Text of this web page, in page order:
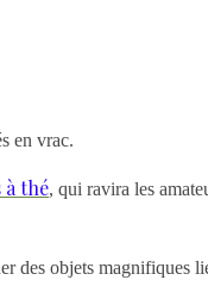
en vrac.
à thé, qui ravira les
des objets magnifiques